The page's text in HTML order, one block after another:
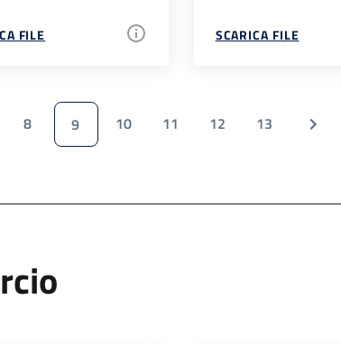
FILE SCARICA FILE
8 9 10 11 12 13